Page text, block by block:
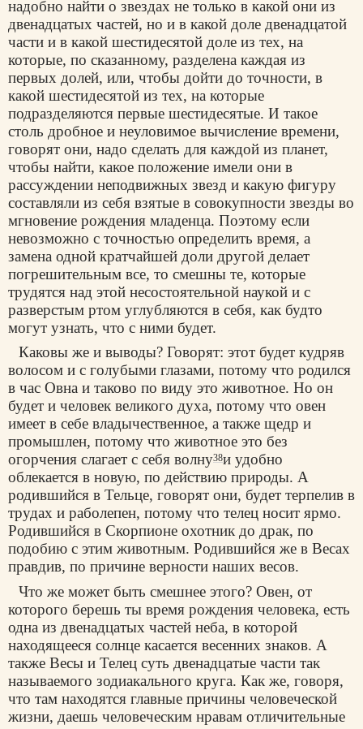
надобно найти о звездах не только в какой они из
двенадцатых частей, но и в какой доле двенадцатой
части и в какой шестидесятой доле из тех, на
которые, по сказанному, разделена каждая из
первых долей, или, чтобы дойти до точности, в
какой шестидесятой из тех, на которые
подразделяются первые шестидесятые. И такое
столь дробное и неуловимое вычисление времени,
говорят они, надо сделать для каждой из планет,
чтобы найти, какое положение имели они в
рассуждении неподвижных звезд и какую фигуру
составляли из себя взятые в совокупности звезды во
мгновение рождения младенца. Поэтому если
невозможно с точностью определить время, а
замена одной кратчайшей доли другой делает
погрешительным все, то смешны те, которые
трудятся над этой несостоятельной наукой и с
разверстым ртом углубляются в себя, как будто
могут узнать, что с ними будет.
Каковы же и выводы? Говорят: этот будет кудряв
волосом и с голубыми глазами, потому что родился
в час Овна и таково по виду это животное. Но он
будет и человек великого духа, потому что овен
имеет в себе владычественное, а также щедр и
промышлен, потому что животное это без
огорчения слагает с себя волну38и удобно
облекается в новую, по действию природы. А
родившийся в Тельце, говорят они, будет терпелив в
трудах и раболепен, потому что телец носит ярмо.
Родившийся в Скорпионе охотник до драк, по
подобию с этим животным. Родившийся же в Весах
правдив, по причине верности наших весов.
Что же может быть смешнее этого? Овен, от
которого берешь ты время рождения человека, есть
одна из двенадцатых частей неба, в которой
находящееся солнце касается весенних знаков. А
также Весы и Телец суть двенадцатые части так
называемого зодиакального круга. Как же, говоря,
что там находятся главные причины человеческой
жизни, даешь человеческим нравам отличительные